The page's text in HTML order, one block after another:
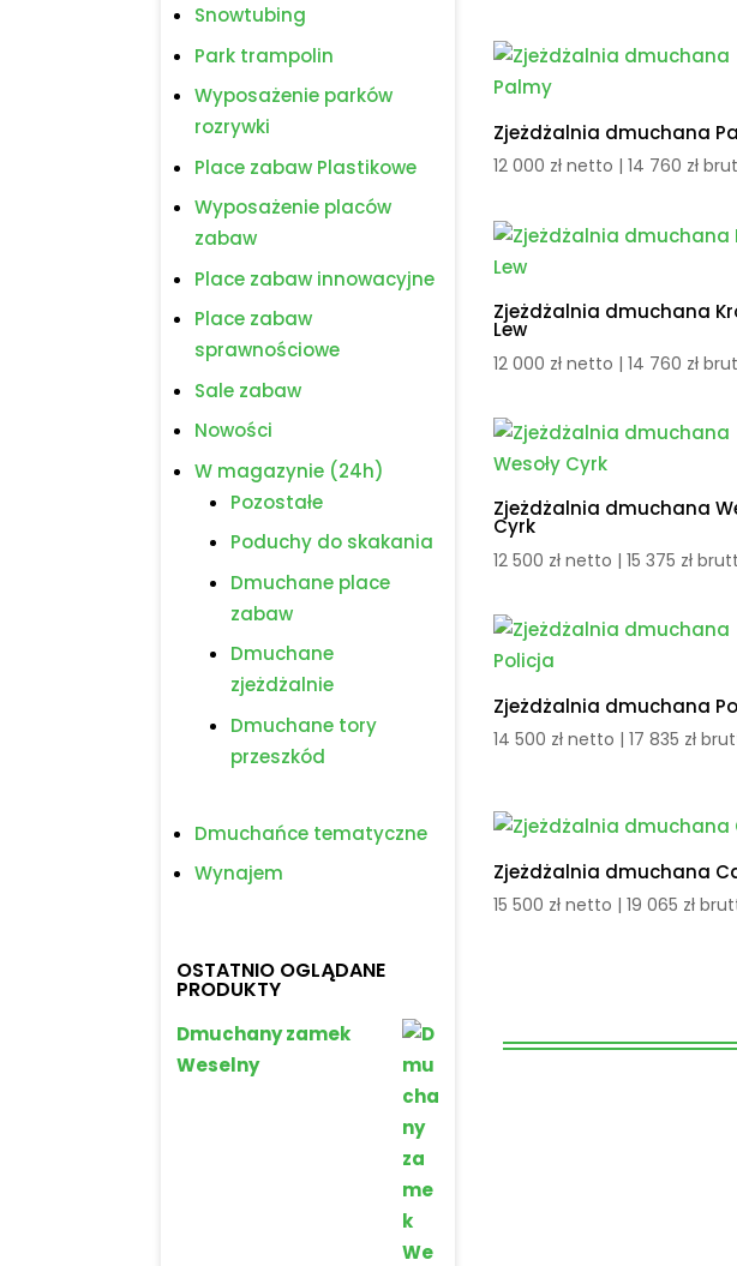
Snowtubing
Park trampolin
Wyposażenie parków
rozrywki
Place zabaw Plastikowe
Wyposażenie placów
zabaw
Place zabaw innowacyjne
Place zabaw
sprawnościowe
Sale zabaw
Nowości
W magazynie (24h)
Pozostałe
Poduchy do skakania
Dmuchane place
zabaw
Dmuchane
zjeżdżalnie
Dmuchane tory
przeszkód
Dmuchańce tematyczne
Wynajem
OSTATNIO OGLĄDANE
PRODUKTY
Dmuchany zamek
Weselny
Zjeżdżalnia dmuchana
12 000 zł netto |14 760 zł
Zjeżdżalnia dmuchana
Lew
12 000 zł netto |14 760 zł
Zjeżdżalnia dmuchana
Cyrk
12 500 zł netto |15 375 zł
Zjeżdżalnia dmuchana
14 500 zł netto |17 835 zł
Zjeżdżalnia dmuchana
15 500 zł netto |19 065 zł